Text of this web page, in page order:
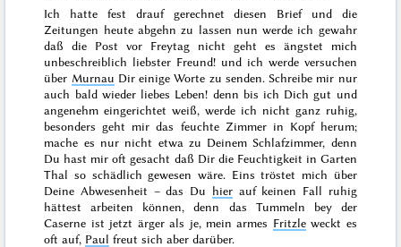
Ich hatte fest drauf gerechnet diesen Brief und die
Zeitungen heute abgehn zu lassen nun werde ich gewahr
daß die Post vor Freytag nicht geht es ängstet mich
unbeschreiblich liebster Freund! und ich werde versuchen
über Murnau Dir einige Worte zu senden. Schreibe mir nur
auch bald wieder liebes Leben! denn bis ich Dich gut und
angenehm eingerichtet weiß, werde ich nicht ganz ruhig,
besonders geht mir das feuchte Zimmer in Kopf herum;
mache es nur nicht etwa zu Deinem Schlafzimmer, denn
Du hast mir oft gesacht daß Dir die Feuchtigkeit in Garten
Thal so schädlich gewesen wäre. Eins tröstet mich über
Deine Abwesenheit – das Du hierauf keinen Fall ruhig
hättest arbeiten können, denn das Tummeln bey der
Caserne ist jetzt ärger als je, mein armes Fritzleweckt es
oft auf, Paul freut sich aber darüber.